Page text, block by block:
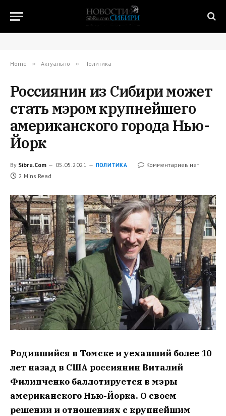
Home » Актуально » Политика
Россиянин из Сибири может
стать мэром крупнейшего
американского города Нью-
Йорк
By Sibru.Com 05.05.2021 ПОЛИТИКА
Комментариев нет
2 Mins Read
Родившийся в Томске и уехавший более 10
лет назад в США россиянин Виталий
Филипченко баллотируется в мэры
американского Нью-Йорка. О своем
решении и отношениях с крупнейшим